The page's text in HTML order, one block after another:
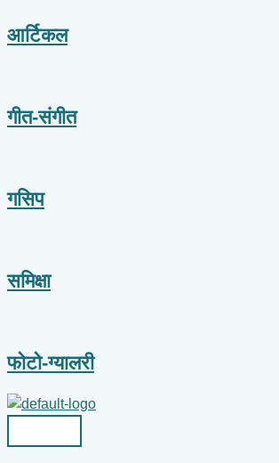
आर्टिकल
गीत-संगीत
गसिप
समिक्षा
फोटो-ग्यालरी